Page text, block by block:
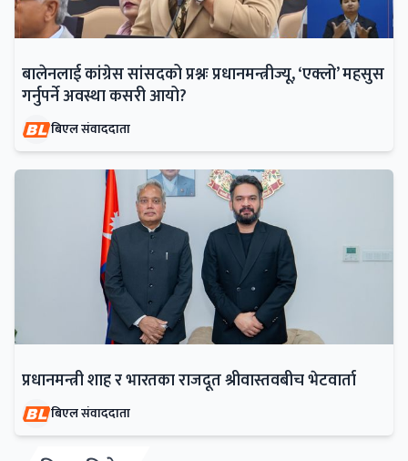
बालेनलाई कांग्रेस सांसदको प्रश्नः प्रधानमन्त्रीज्यू, ‘एक्लो’ महसुस
गर्नुपर्ने अवस्था कसरी आयो?
बिएल संवाददाता
प्रधानमन्त्री शाह र भारतका राजदूत श्रीवास्तवबीच भेटवार्ता
बिएल संवाददाता